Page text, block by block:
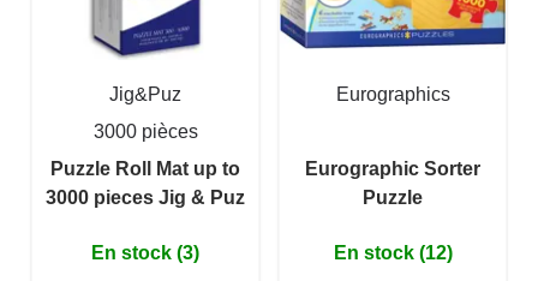
Jig&Puz
3000 pièces
Puzzle Roll Mat up to
3000 pieces Jig & Puz
En stock (3)
Eurographics
Eurographic Sorter
Puzzle
En stock (12)